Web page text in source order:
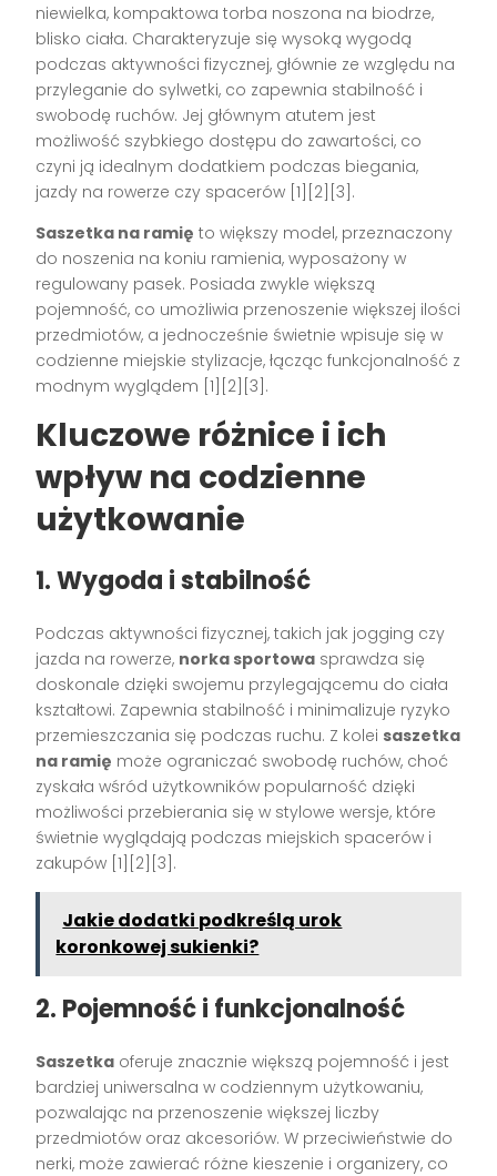
niewielka, kompaktowa torba noszona na biodrze,
blisko ciała. Charakteryzuje się wysoką wygodą
podczas aktywności fizycznej, głównie ze względu na
przyleganie do sylwetki, co zapewnia stabilność i
swobodę ruchów. Jej głównym atutem jest
możliwość szybkiego dostępu do zawartości, co
czyni ją idealnym dodatkiem podczas biegania,
jazdy na rowerze czy spacerów [1][2][3].
Saszetka na ramię to większy model, przeznaczony
do noszenia na koniu ramienia, wyposażony w
regulowany pasek. Posiada zwykle większą
pojemność, co umożliwia przenoszenie większej ilości
przedmiotów, a jednocześnie świetnie wpisuje się w
codzienne miejskie stylizacje, łącząc funkcjonalność z
modnym wyglądem [1][2][3].
Kluczowe różnice i ich
wpływ na codzienne
użytkowanie
1. Wygoda i stabilność
Podczas aktywności fizycznej, takich jak jogging czy
jazda na rowerze, norka sportowa sprawdza się
doskonale dzięki swojemu przylegającemu do ciała
kształtowi. Zapewnia stabilność i minimalizuje ryzyko
przemieszczania się podczas ruchu. Z kolei saszetka
na ramię może ograniczać swobodę ruchów, choć
zyskała wśród użytkowników popularność dzięki
możliwości przebierania się w stylowe wersje, które
świetnie wyglądają podczas miejskich spacerów i
zakupów [1][2][3].
Jakie dodatki podkreślą urok
koronkowej sukienki?
2. Pojemność i funkcjonalność
Saszetka oferuje znacznie większą pojemność i jest
bardziej uniwersalna w codziennym użytkowaniu,
pozwalając na przenoszenie większej liczby
przedmiotów oraz akcesoriów. W przeciwieństwie do
nerki, może zawierać różne kieszenie i organizery, co